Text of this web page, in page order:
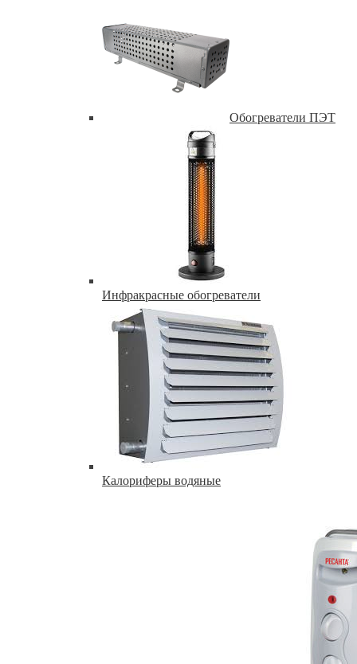
Обогреватели ПЭТ
Инфракрасные обогреватели
Калориферы водяные